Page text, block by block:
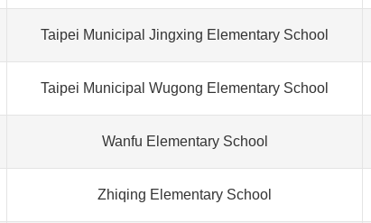
Taipei Municipal Jingxing Elementary School
Taipei Municipal Wugong Elementary School
Wanfu Elementary School
Zhiqing Elementary School